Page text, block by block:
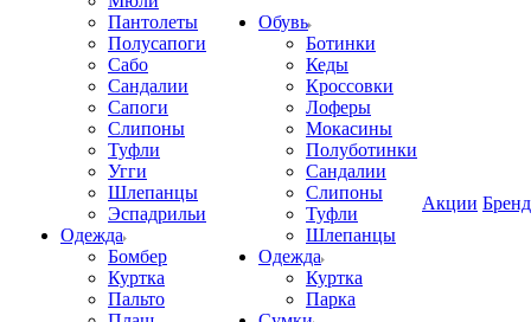
Пантолеты
Полусапоги
Сабо
Сандалии
Сапоги
Слипоны
Туфли
Угги
Шлепанцы
Эспадрильи
Одежда
Бомбер
Куртка
Пальто
Обувь
Ботинки
Кеды
Кроссовки
Лоферы
Мокасины
Полуботинки
Сандалии
Слипоны
Туфли
Шлепанцы
Одежда
Куртка
Парка
Акции